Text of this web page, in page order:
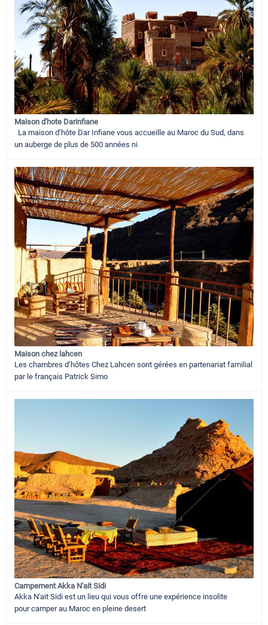
Maison d'hote Darinfiane
La maison d’hôte Dar Infiane vous accueille au Maroc du Sud, dans
un auberge de plus de 500 années ni
Maison chez lahcen
Les chambres d’hôtes Chez Lahcen sont gérées en partenariat familial
par le français Patrick Simo
Campement Akka N'ait Sidi
Akka N'ait Sidi est un lieu qui vous offre une expérience insolite
pour camper au Maroc en pleine desert